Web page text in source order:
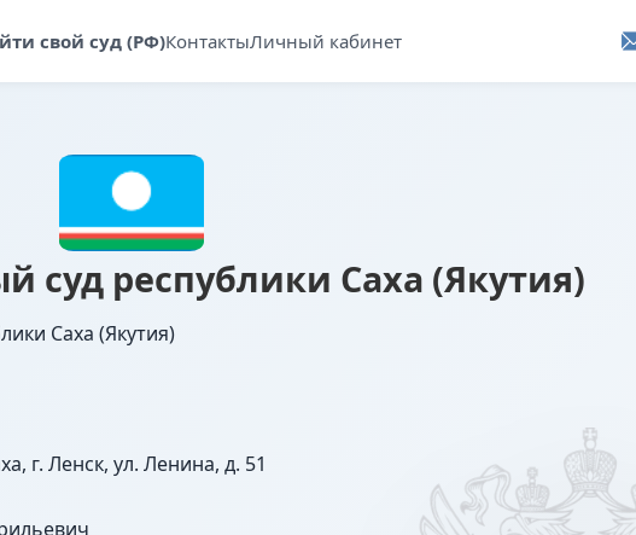
свой суд (РФ)КонтактыЛичный кабинет
суд республики Саха (Якутия)
Саха (Якутия)
г. Ленск, ул. Ленина, д. 51